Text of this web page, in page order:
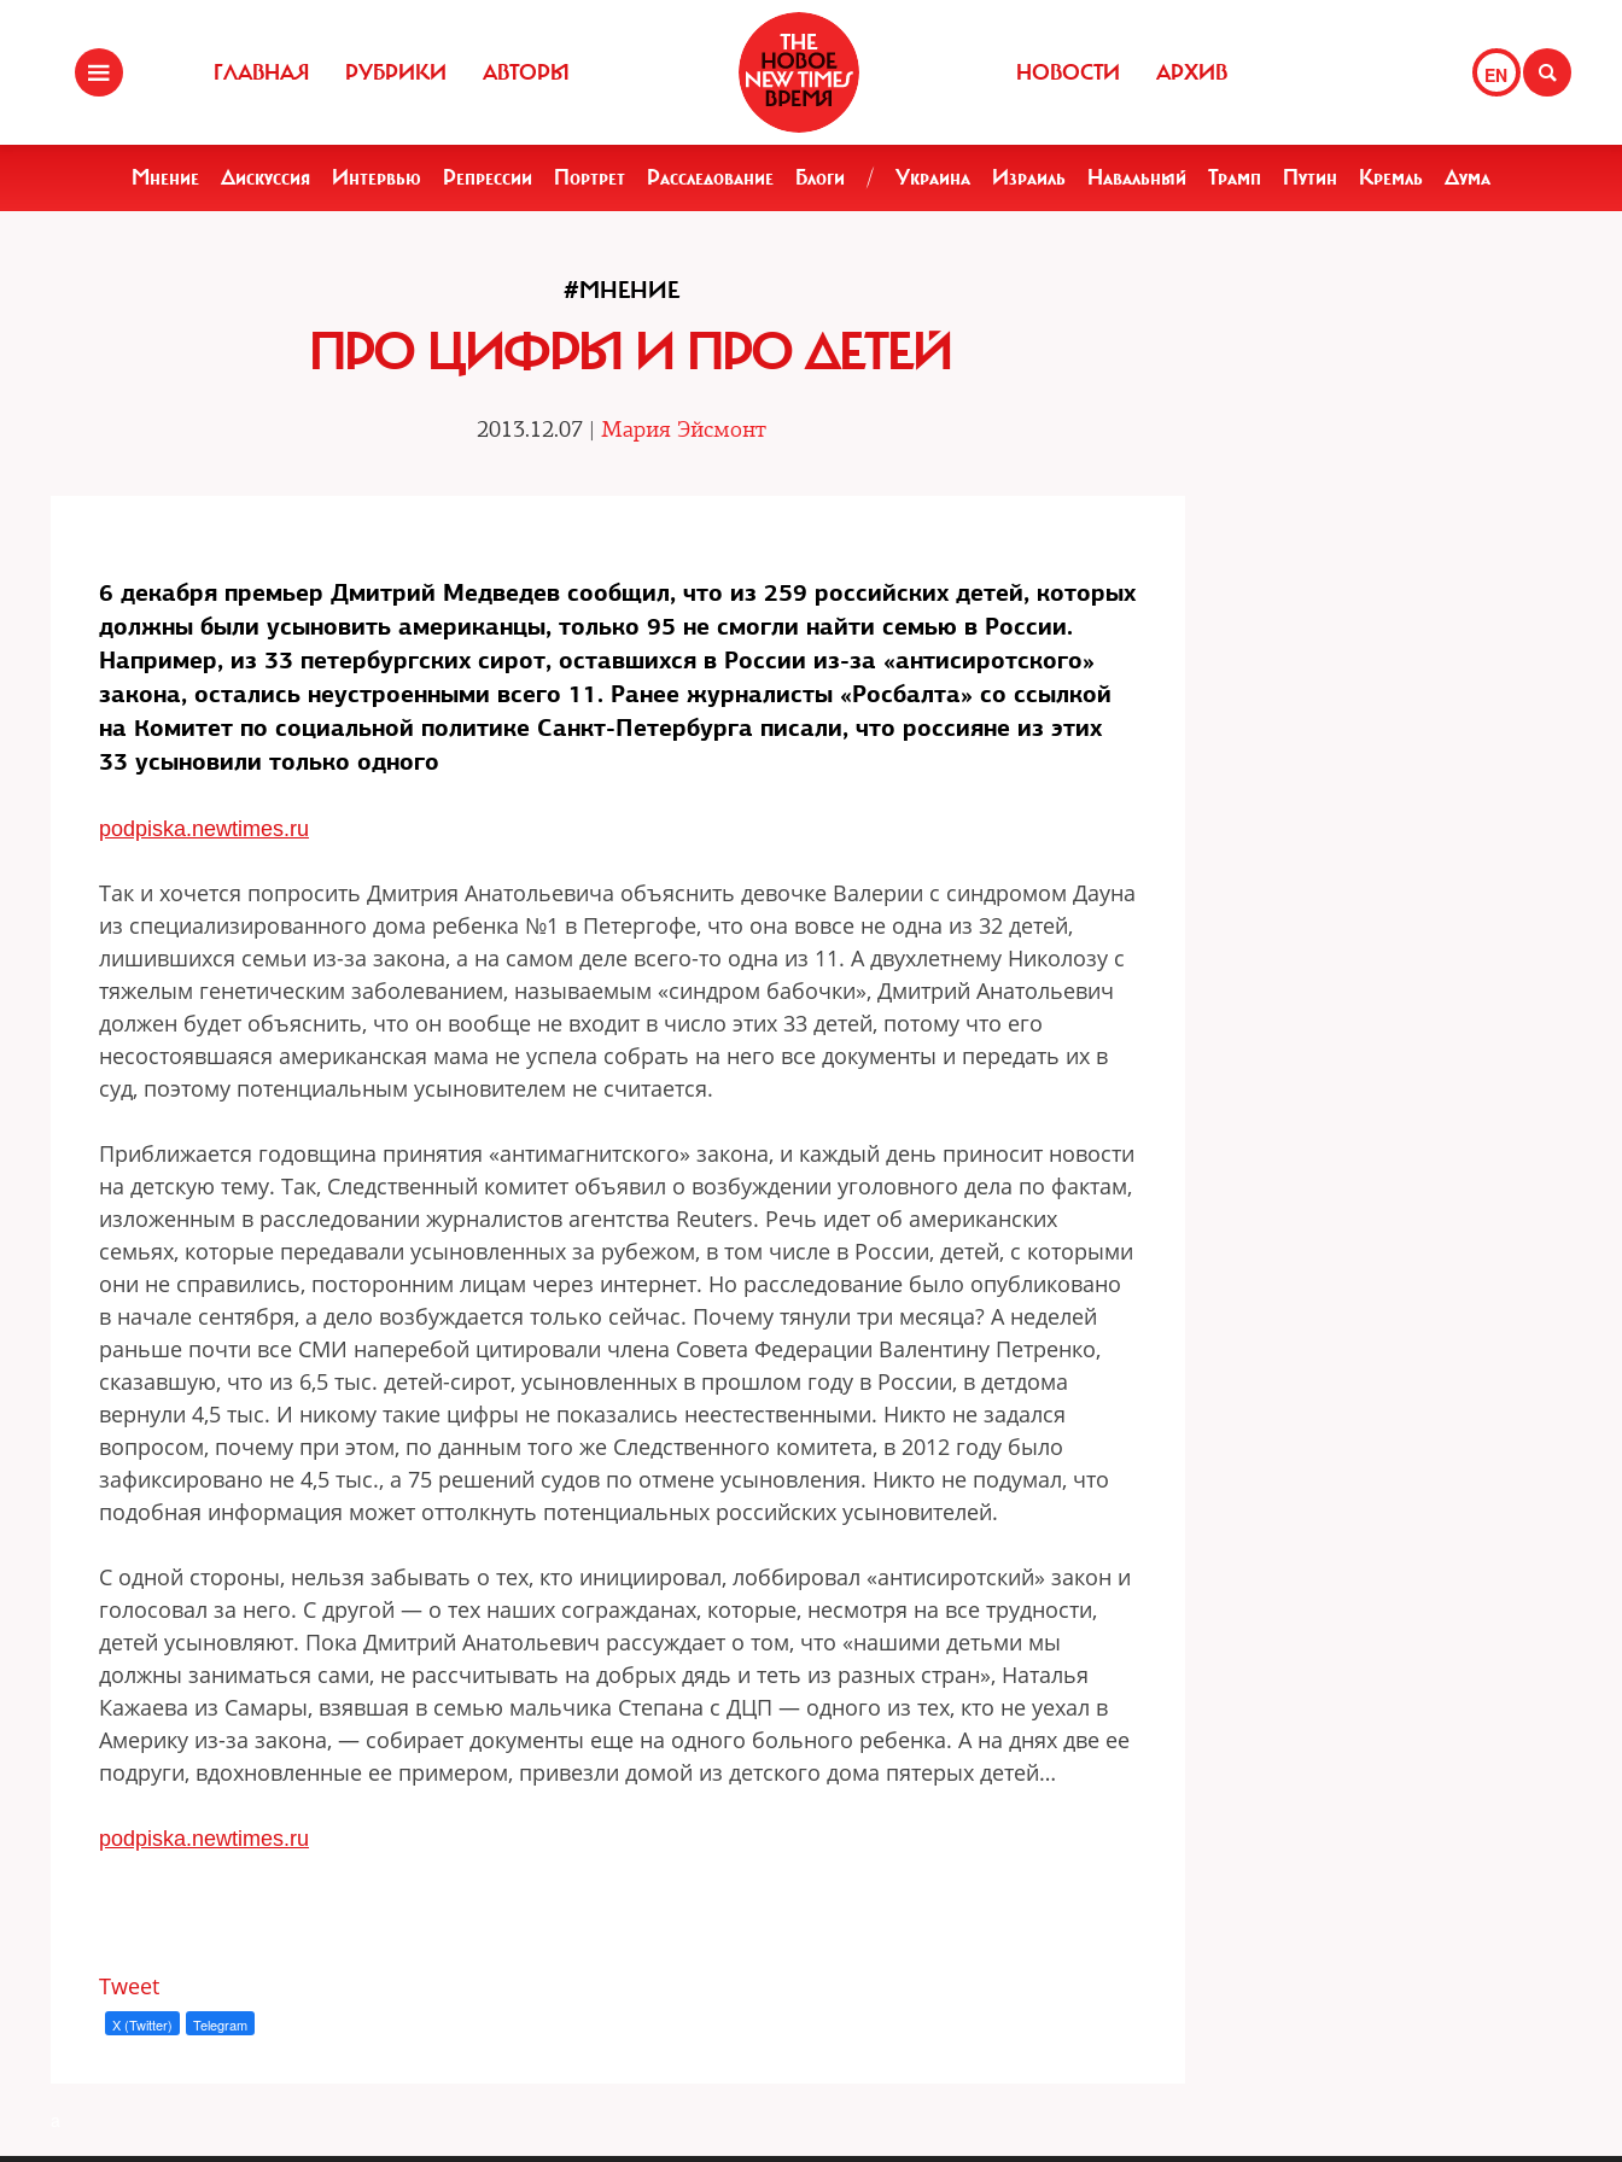
ГЛАВНАЯ РУБРИКИ АВТОРЫ EN
НОВОСТИ АРХИВ
Мнение Дискуссия Интервью Репрессии Портрет Расследование Блоги / Украина Израиль Навальный Трамп Путин Кремль Дума
#МНЕНИЕ
ПРО ЦИФРЫ И ПРО ДЕТЕЙ
2013.12.07 | Мария Эйсмонт
6 декабря премьер Дмитрий Медведев сообщил, что из 259 российских детей, которых
должны были усыновить американцы, только 95 не смогли найти семью в России.
Например, из 33 петербургских сирот, оставшихся в России из-за «антисиротского»
закона, остались неустроенными всего 11. Ранее журналисты «Росбалта» со ссылкой
на Комитет по социальной политике Санкт-Петербурга писали, что россияне из этих
33 усыновили только одного
podpiska.newtimes.ru
Так и хочется попросить Дмитрия Анатольевича объяснить девочке Валерии с синдромом Дауна
из специализированного дома ребенка №1 в Петергофе, что она вовсе не одна из 32 детей,
лишившихся семьи из-за закона, а на самом деле всего-то одна из 11. А двухлетнему Николозу с
тяжелым генетическим заболеванием, называемым «синдром бабочки», Дмитрий Анатольевич
должен будет объяснить, что он вообще не входит в число этих 33 детей, потому что его
несостоявшаяся американская мама не успела собрать на него все документы и передать их в
суд, поэтому потенциальным усыновителем не считается.
Приближается годовщина принятия «антимагнитского» закона, и каждый день приносит новости
на детскую тему. Так, Следственный комитет объявил о возбуждении уголовного дела по фактам,
изложенным в расследовании журналистов агентства Reuters. Речь идет об американских
семьях, которые передавали усыновленных за рубежом, в том числе в России, детей, с которыми
они не справились, посторонним лицам через интернет. Но расследование было опубликовано
в начале сентября, а дело возбуждается только сейчас. Почему тянули три месяца? А неделей
раньше почти все СМИ наперебой цитировали члена Совета Федерации Валентину Петренко,
сказавшую, что из 6,5 тыс. детей-сирот, усыновленных в прошлом году в России, в детдома
вернули 4,5 тыс. И никому такие цифры не показались неестественными. Никто не задался
вопросом, почему при этом, по данным того же Следственного комитета, в 2012 году было
зафиксировано не 4,5 тыс., а 75 решений судов по отмене усыновления. Никто не подумал, что
подобная информация может оттолкнуть потенциальных российских усыновителей.
С одной стороны, нельзя забывать о тех, кто инициировал, лоббировал «антисиротский» закон и
голосовал за него. С другой — о тех наших согражданах, которые, несмотря на все трудности,
детей усыновляют. Пока Дмитрий Анатольевич рассуждает о том, что «нашими детьми мы
должны заниматься сами, не рассчитывать на добрых дядь и теть из разных стран», Наталья
Кажаева из Самары, взявшая в семью мальчика Степана с ДЦП — одного из тех, кто не уехал в
Америку из-за закона, — собирает документы еще на одного больного ребенка. А на днях две ее
подруги, вдохновленные ее примером, привезли домой из детского дома пятерых детей…
podpiska.newtimes.ru
Tweet
X (Twitter) Telegram